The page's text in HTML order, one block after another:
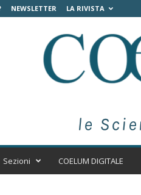
NEWSLETTER LA RIVISTA
Sezioni COELUM DIGITALE